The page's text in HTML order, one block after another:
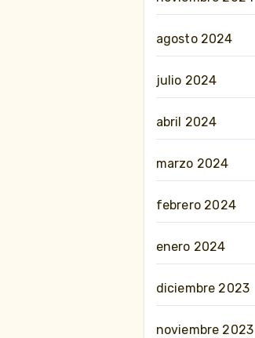
agosto 2024
julio 2024
abril 2024
marzo 2024
febrero 2024
enero 2024
diciembre 2023
noviembre 2023